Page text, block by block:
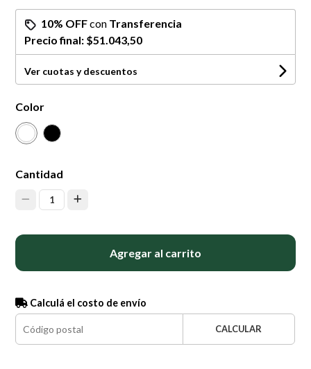
10% OFFcon Transferencia
Precio final: $51.043,50
Ver cuotas y descuentos
Color
Cantidad
1
Agregar al carrito
Calculá el costo de envío
CALCULAR